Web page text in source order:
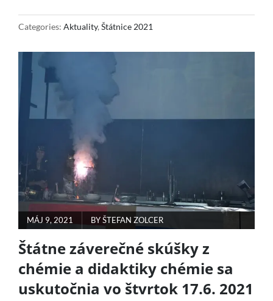
PRÁC
SKÚŠKY
Z
BIOLÓGIE
DIDAKTIKY
BIOLÓGIE
(2.6.)
Categories: Aktuality, Štátnice 2021
POSTED
ON
MÁJ 9, 2021 BYŠTEFAN ZOLCER
Štátne záverečné skúšky z
chémie a didaktiky chémie sa
uskutočnia vo štvrtok 17.6. 2021